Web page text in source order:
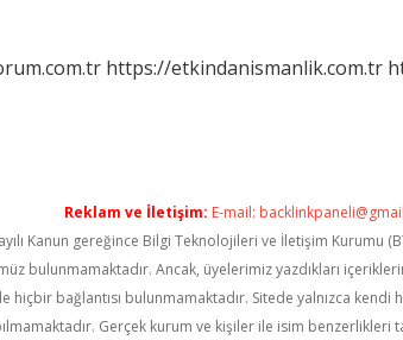
https://etkindanismanlik.com.tr
Reklam ve İletişim: E-mail:
Kanun gereğince Bilgi Teknolojileri ve İletişim
bulunmamaktadır. Ancak, üyelerimiz yazdıkları
hiçbir bağlantısı bulunmamaktadır. Sitede yalnızca
Gerçek kurum ve kişiler ile isim